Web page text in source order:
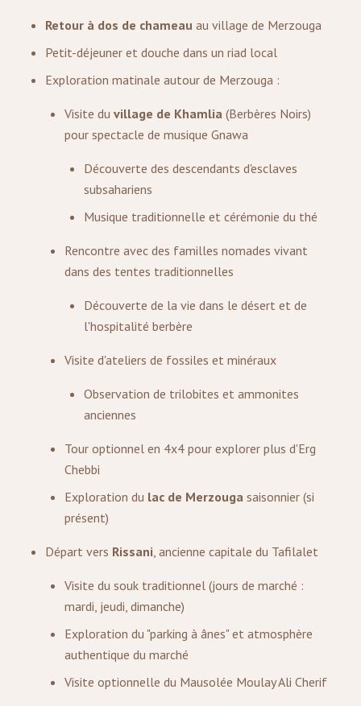
Retour à dos de chameau au village de Merzouga
Petit-déjeuner et douche dans un riad local
Exploration matinale autour de Merzouga :
Visite du village de Khamlia (Berbères Noirs)
pour spectacle de musique Gnawa
Découverte des descendants d'esclaves
subsahariens
Musique traditionnelle et cérémonie du thé
Rencontre avec des familles nomades vivant
dans des tentes traditionnelles
Découverte de la vie dans le désert et de
l'hospitalité berbère
Visite d'ateliers de fossiles et minéraux
Observation de trilobites et ammonites
anciennes
Tour optionnel en 4x4 pour explorer plus d'Erg
Chebbi
Exploration du lac de Merzouga saisonnier (si
présent)
Départ vers Rissani, ancienne capitale du Tafilalet
Visite du souk traditionnel (jours de marché :
mardi, jeudi, dimanche)
Exploration du "parking à ânes" et atmosphère
authentique du marché
Visite optionnelle du Mausolée Moulay Ali Cherif